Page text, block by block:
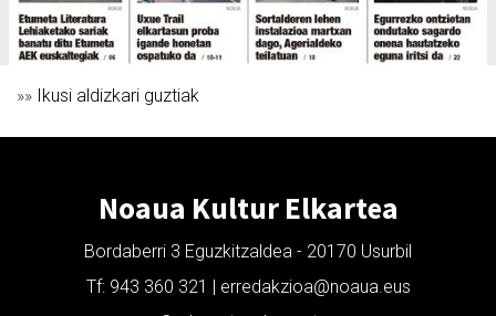
»» Ikusi aldizkari guztiak
Noaua Kultur Elkartea
Bordaberri 3 Eguzkitzaldea - 20170 Usurbil
Tf: 943 360 321 | erredakzioa@noaua.eus